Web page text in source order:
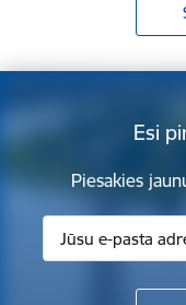
Esi
Piesakies